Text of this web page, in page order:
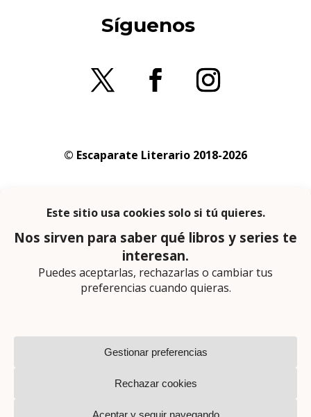
Síguenos
© Escaparate Literario 2018-2026
privacidad
En calidad de afiliado de Amazon obtengo
ingresos por las compras adscritas que